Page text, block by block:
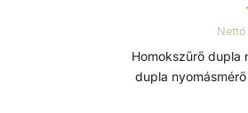
Homokszűrő dupla
dupla